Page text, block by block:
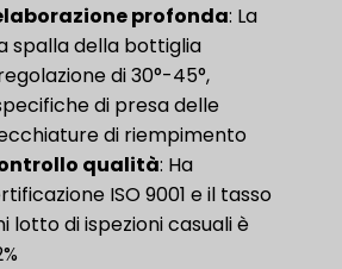
profonda​: La
spalla della bottiglia
di 30°-45°,
di presa delle
di riempimento
qualità: Ha
ISO 9001 e il tasso
lotto di ispezioni casuali è